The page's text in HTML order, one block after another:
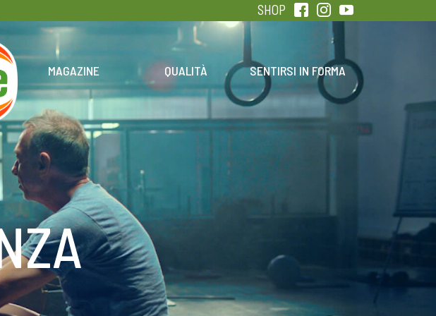
SHOP
MAGAZINE
QUALITÀ SENTIRSI IN FORMA